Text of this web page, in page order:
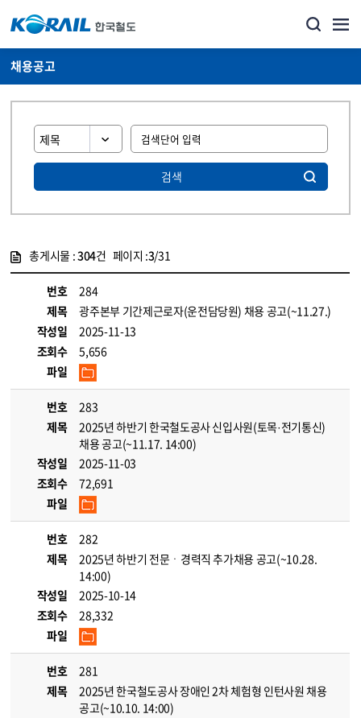
채용공고
검색
총게시물 :304건 페이지 :3/31
번호
284
제목
광주본부 기간제근로자(운전담당원) 채용 공고(~11.27.)
작성일
2025-11-13
조회수
5,656
파일
번호
283
제목
2025년 하반기 한국철도공사 신입사원(토목·전기통신)
채용 공고(~11.17. 14:00)
작성일
2025-11-03
조회수
72,691
파일
번호
282
제목
2025년 하반기 전문ㆍ경력직 추가채용 공고(~10.28.
14:00)
작성일
2025-10-14
조회수
28,332
파일
번호
281
제목
2025년 한국철도공사 장애인 2차 체험형 인턴사원 채용
공고(~10.10. 14:00)